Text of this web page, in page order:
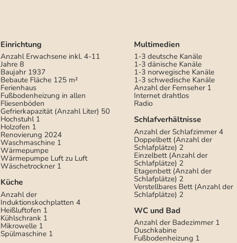
Einrichtung
Anzahl Erwachsene inkl. 4-11
Jahre 8
Baujahr 1937
Bebaute Fläche 125 m²
Ferienhaus
Fußbodenheizung in allen
Fliesenböden
Gefrierkapazität (Anzahl Liter) 50
Hochstuhl 1
Holzofen 1
Renovierung 2024
Waschmaschine 1
Wärmepumpe
Wärmepumpe Luft zu Luft
Wäschetrockner 1
Küche
Anzahl der
Induktionskochplatten 4
Heißluftofen 1
Kühlschrank 1
Mikrowelle 1
Spülmaschine 1
Multimedien
1-3 deutsche Kanäle
1-3 dänische Kanäle
1-3 norwegische Kanäle
1-3 schwedische Kanäle
Anzahl der Fernseher 1
Internet drahtlos
Radio
Schlafverhältnisse
Anzahl der Schlafzimmer 4
Doppelbett (Anzahl der
Schlafplätze) 2
Einzelbett (Anzahl der
Schlafplätze) 2
Etagenbett (Anzahl der
Schlafplätze) 2
Verstellbares Bett (Anzahl der
Schlafplätze) 2
WC und Bad
Anzahl der Badezimmer 1
Duschkabine
Fußbodenheizung 1